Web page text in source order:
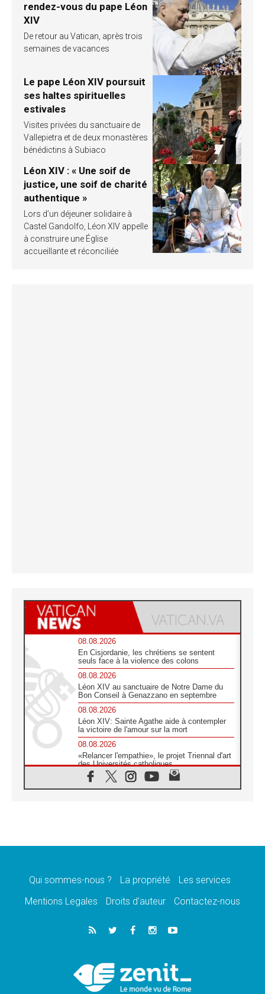
rendez-vous du pape Léon
XIV
De retour au Vatican, après trois
semaines de vacances
Le pape Léon XIV poursuit
ses haltes spirituelles
estivales
Visites privées du sanctuaire de
Vallepietra et de deux monastères
bénédictins à Subiaco
Léon XIV : « Une soif de
justice, une soif de charité
authentique »
Lors d’un déjeuner solidaire à
Castel Gandolfo, Léon XIV appelle
à construire une Église
accueillante et réconciliée
08.08.2026
En Cisjordanie, les chrétiens se sentent
seuls face à la violence des colons
08.08.2026
Léon XIV au sanctuaire de Notre Dame du
Bon Conseil à Genazzano en septembre
08.08.2026
Léon XIV: Sainte Agathe aide à contempler
la victoire de l'amour sur la mort
08.08.2026
«Relancer l'empathie», le projet Triennal d'art
des Universités catholiques
08.08.2026
Signis 2026, donner la parole aux religieuses
07.08.2026
07.08.2026
de l'Assomption et mémoire nationale
«La paix commence par l'empathie» estime
le cardinal Parolin
En Colombie, «la paix ne s'achète pas avec
une signature»
Qui sommes-nous ? La propriété
Les services
Mentions Legales
Droits d’auteur Contactez-nous